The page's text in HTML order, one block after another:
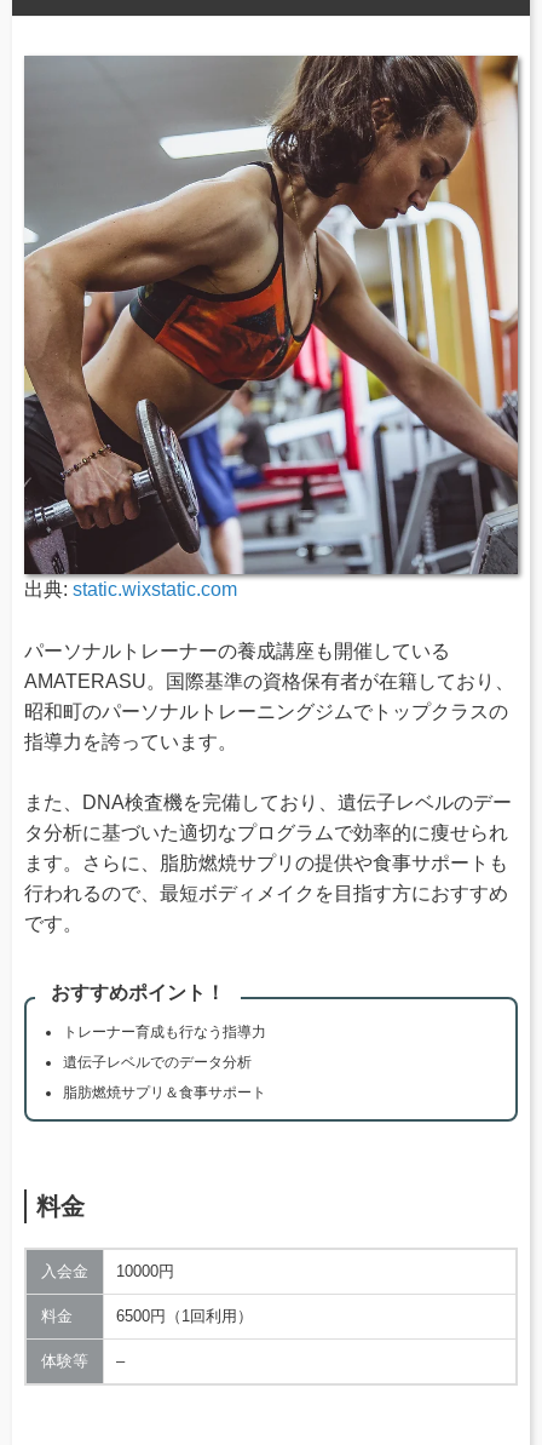
出典: static.wixstatic.com
パーソナルトレーナーの養成講座も開催している
AMATERASU。国際基準の資格保有者が在籍しており、
昭和町のパーソナルトレーニングジムでトップクラスの
指導力を誇っています。
また、DNA検査機を完備しており、遺伝子レベルのデー
タ分析に基づいた適切なプログラムで効率的に痩せられ
ます。さらに、脂肪燃焼サプリの提供や食事サポートも
行われるので、最短ボディメイクを目指す方におすすめ
です。
おすすめポイント！
トレーナー育成も行なう指導力
遺伝子レベルでのデータ分析
脂肪燃焼サプリ＆食事サポート
料金
入会金 10000円
料金 6500円（1回利用）
体験等 –